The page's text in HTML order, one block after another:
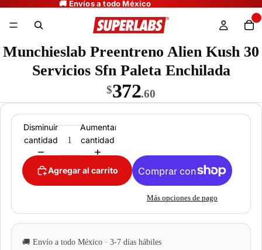
Munchieslab Preentreno Alien Kush 30
Servicios Sfn Paleta Enchilada
$372.60
Disminuir
cantidad
Aumentar
cantidad
Agregar al carrito
Más opciones de pago